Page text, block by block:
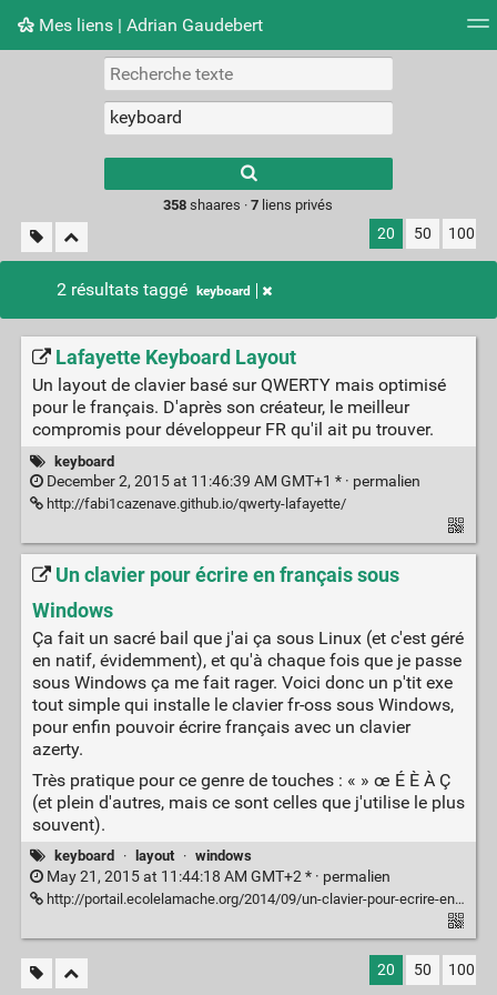
Mes liens | Adrian Gaudebert
Nuage de tags Mur d'images
results.
358 shaares ·7 liens privés
20 50 100
2 résultats taggé keyboard
Lafayette Keyboard Layout
Un layout de clavier basé sur QWERTY mais optimisé
pour le français. D'après son créateur, le meilleur
compromis pour développeur FR qu'il ait pu trouver.
keyboard
December 2, 2015 at 11:46:39 AM GMT+1 * · permalien
http://fabi1cazenave.github.io/qwerty-lafayette/
Un clavier pour écrire en français sous
Windows
Ça fait un sacré bail que j'ai ça sous Linux (et c'est géré
en natif, évidemment), et qu'à chaque fois que je passe
sous Windows ça me fait rager. Voici donc un p'tit exe
tout simple qui installe le clavier fr-oss sous Windows,
pour enfin pouvoir écrire français avec un clavier
azerty.
Très pratique pour ce genre de touches : « » œ É È À Ç
(et plein d'autres, mais ce sont celles que j'utilise le plus
souvent).
keyboard · layout · windows
May 21, 2015 at 11:44:18 AM GMT+2 * · permalien
http://portail.ecolelamache.org/2014/09/un-clavier-pour-ecrire-en-francais-sous-windows-e-c-oe-par-exemple/
20 50 100